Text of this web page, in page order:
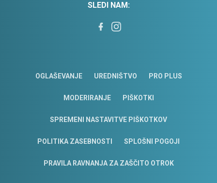
SLEDI NAM:
OGLAŠEVANJE UREDNIŠTVO PRO PLUS
MODERIRANJE PIŠKOTKI
SPREMENI NASTAVITVE PIŠKOTKOV
POLITIKA ZASEBNOSTI SPLOŠNI POGOJI
PRAVILA RAVNANJA ZA ZAŠČITO OTROK